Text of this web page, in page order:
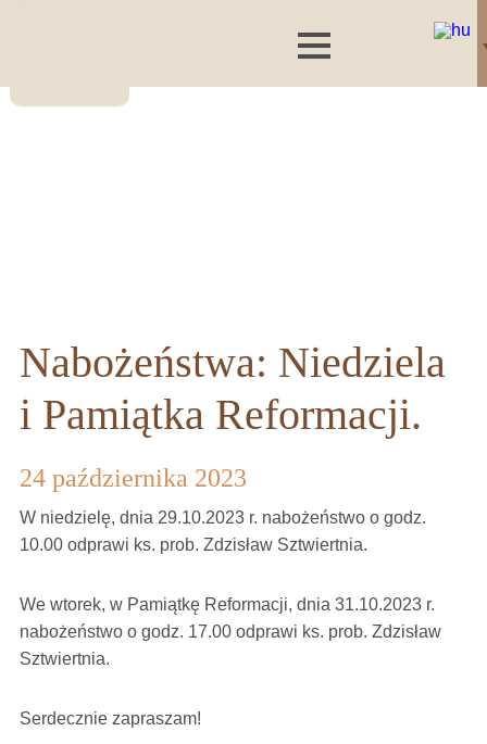
Nabożeństwa: Niedziela
i Pamiątka Reformacji.
24 października 2023
W niedzielę, dnia 29.10.2023 r. nabożeństwo o godz.
10.00 odprawi ks. prob. Zdzisław Sztwiertnia.
We wtorek, w Pamiątkę Reformacji, dnia 31.10.2023 r.
nabożeństwo o godz. 17.00 odprawi ks. prob. Zdzisław
Sztwiertnia.
Serdecznie zapraszam!